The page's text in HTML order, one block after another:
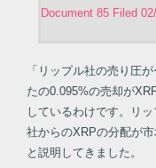
Document 85 Filed
「リップル社の売り圧
たの0.095%の売却が
しているわけです。リ
社からのXRPの分配が
と説明してきました。